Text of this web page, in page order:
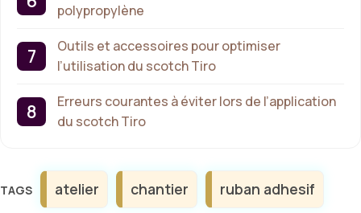
polypropylène
Outils et accessoires pour optimiser
l’utilisation du scotch Tiro
Erreurs courantes à éviter lors de l’application
du scotch Tiro
Étiquettes
atelier chantier ruban adhesif